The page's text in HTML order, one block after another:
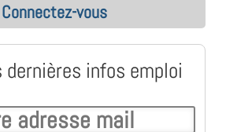
Connectez-vous
dernières infos emploi